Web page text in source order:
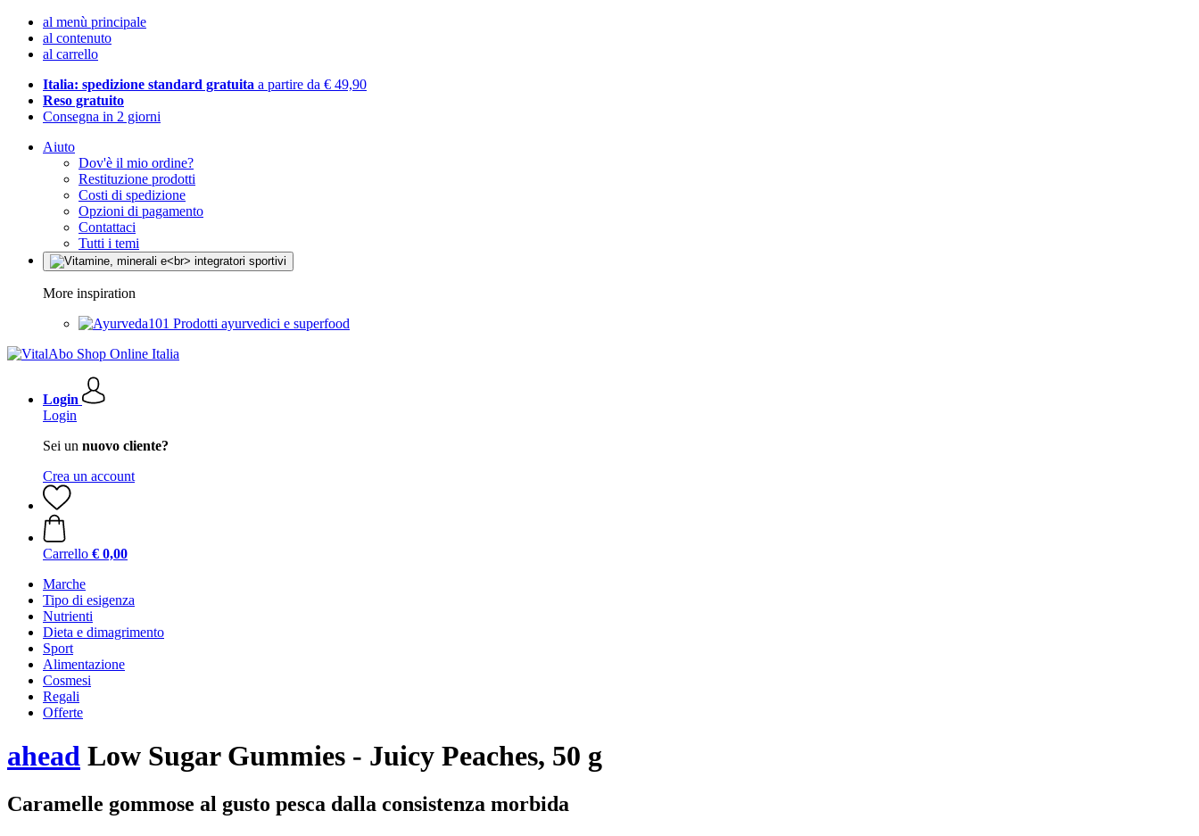
al menù principale
al contenuto
al carrello
Italia: spedizione standard gratuita a partire da € 49,90
Reso gratuito
Consegna in 2 giorni
Aiuto
Dov'è il mio ordine?
Restituzione prodotti
Costi di spedizione
Opzioni di pagamento
Contattaci
Tutti i temi
More inspiration
Prodotti ayurvedici e superfood
Login
Login
Sei un nuovo cliente?
Crea un account
Carrello € 0,00
Marche
Tipo di esigenza
Nutrienti
Dieta e dimagrimento
Sport
Alimentazione
Cosmesi
Regali
Offerte
ahead Low Sugar Gummies - Juicy Peaches, 50 g
Caramelle gommose al gusto pesca dalla consistenza morbida